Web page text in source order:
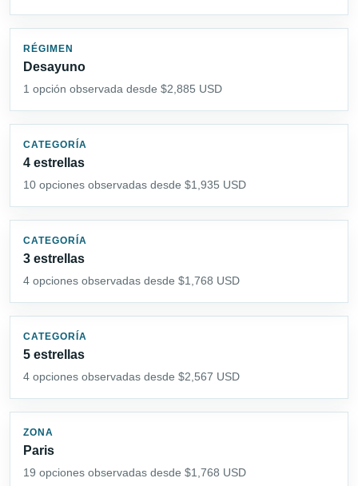
RÉGIMEN
Desayuno
1 opción observada desde $2,885 USD
CATEGORÍA
4 estrellas
10 opciones observadas desde $1,935 USD
CATEGORÍA
3 estrellas
4 opciones observadas desde $1,768 USD
CATEGORÍA
5 estrellas
4 opciones observadas desde $2,567 USD
ZONA
Paris
19 opciones observadas desde $1,768 USD